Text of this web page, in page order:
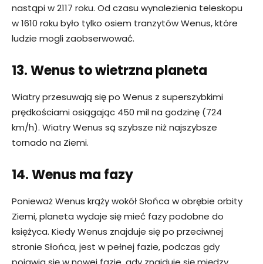
nastąpi w 2117 roku. Od czasu wynalezienia teleskopu
w 1610 roku było tylko osiem tranzytów Wenus, które
ludzie mogli zaobserwować.
13. Wenus to wietrzna planeta
Wiatry przesuwają się po Wenus z superszybkimi
prędkościami osiągając 450 mil na godzinę (724
km/h). Wiatry Wenus są szybsze niż najszybsze
tornado na Ziemi.
14. Wenus ma fazy
Ponieważ Wenus krąży wokół Słońca w obrębie orbity
Ziemi, planeta wydaje się mieć fazy podobne do
księżyca. Kiedy Wenus znajduje się po przeciwnej
stronie Słońca, jest w pełnej fazie, podczas gdy